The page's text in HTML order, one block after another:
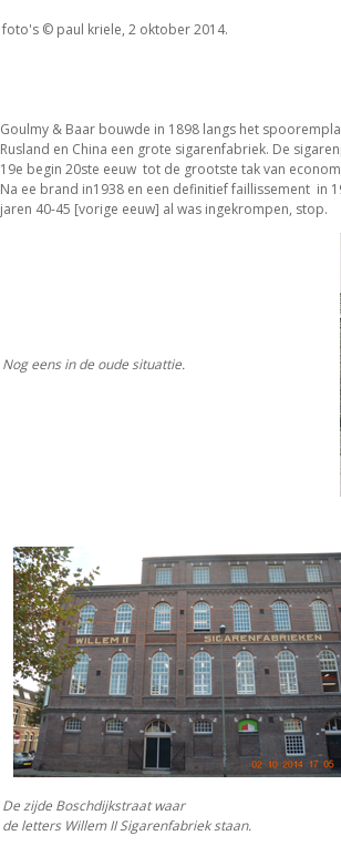
foto's © paul kriele, 2 oktober 2014.
Goulmy & Baar bouwde in 1898 langs het
Rusland en China een grote sigarenfabriek. De
19e begin 20ste eeuw tot de grootste tak van
Na ee brand in1938 en een definitief faillissement in
jaren 40-45 [vorige eeuw] al was ingekrompen, stop.
Nog eens in de oude situattie.
De zijde Boschdijkstraat waar
de letters Willem II Sigarenfabriek staan.